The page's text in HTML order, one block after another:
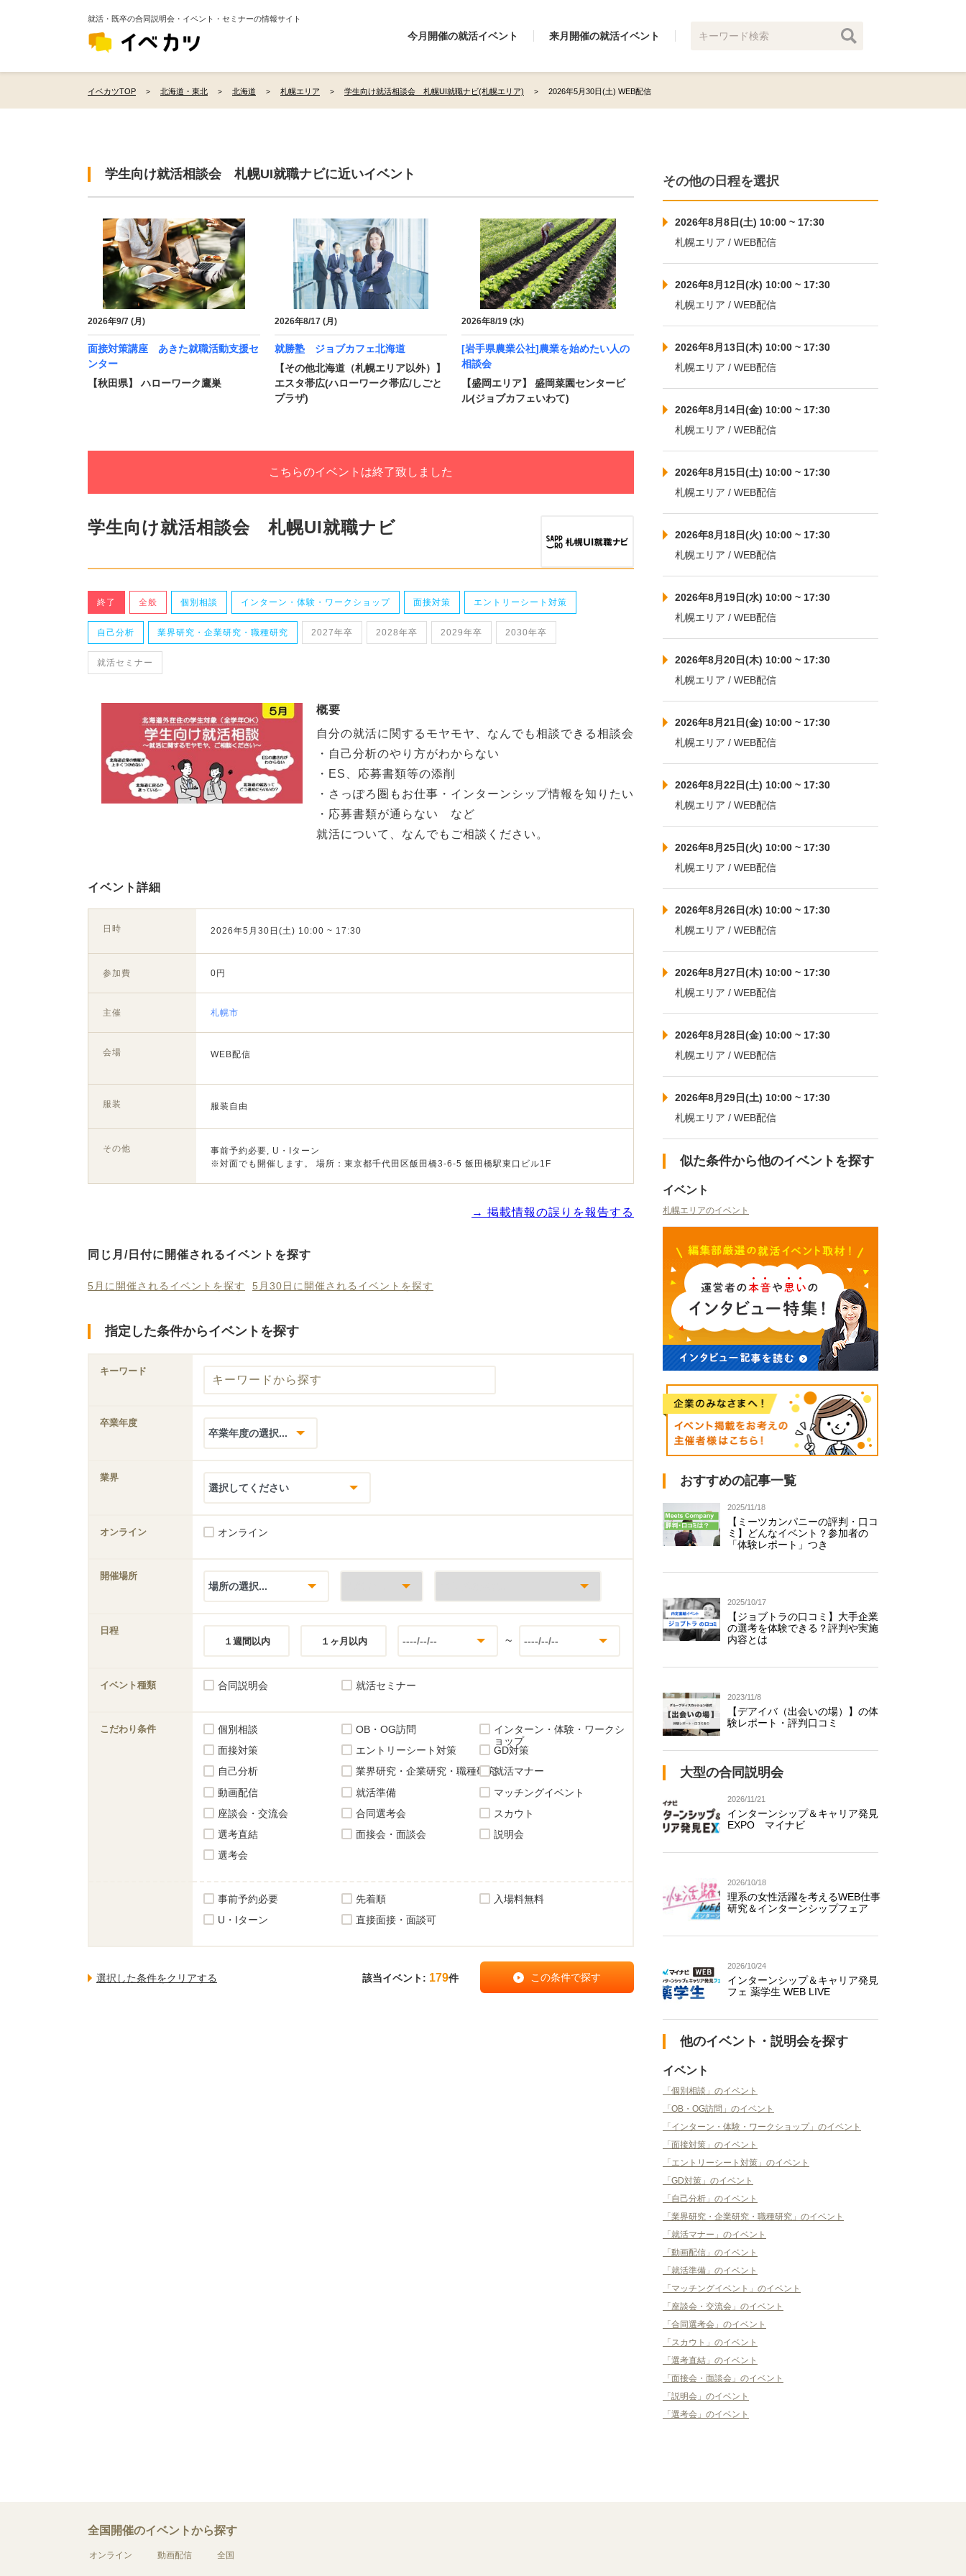
就活・既卒の合同説明会・イベント・セミナーの情報サイト
今月開催の就活イベント 来月開催の就活イベント
イベカツTOP 北海道・東北 北海道 札幌エリア 学生向け就活相談会 札幌UI就職ナビ(札幌エリア) 2026年5月30日(土) WEB配信
学生向け就活相談会 札幌UI就職ナビに近いイベント
2026年9/7 (月)
面接対策講座 あきた就職活動支援セ
ンター
【秋田県】 ハローワーク鷹巣
2026年8/17 (月)
就勝塾 ジョブカフェ北海道
【その他北海道（札幌エリア以外）】
エスタ帯広(ハローワーク帯広/しごと
プラザ)
2026年8/19 (水)
[岩手県農業公社]農業を始めたい人の
相談会
【盛岡エリア】 盛岡菜園センタービ
ル(ジョブカフェいわて)
こちらのイベントは終了致しました
学生向け就活相談会 札幌UI就職ナビ
終了 全般 個別相談 インターン・体験・ワークショップ 面接対策 エントリーシート対策
自己分析 業界研究・企業研究・職種研究 2027年卒 2028年卒 2029年卒 2030年卒
就活セミナー
概要
自分の就活に関するモヤモヤ、なんでも相談できる相談会
・自己分析のやり方がわからない
・ES、応募書類等の添削
・さっぽろ圏もお仕事・インターンシップ情報を知りたい
・応募書類が通らない など
就活について、なんでもご相談ください。
イベント詳細
日時 2026年5月30日(土) 10:00 ~ 17:30
参加費 0円
主催 札幌市
会場 WEB配信
服装 服装自由
その他
事前予約必要, U・Iターン
※対面でも開催します。 場所：東京都千代田区飯田橋3-6-5 飯田橋駅東口ビル1F
→ 掲載情報の誤りを報告する
同じ月/日付に開催されるイベントを探す
5月に開催されるイベントを探す 5月30日に開催されるイベントを探す
指定した条件からイベントを探す
キーワード
卒業年度
業界
オンライン オンライン
開催場所
日程
１週間以内
１ヶ月以内 ~
イベント種類 合同説明会 就活セミナー
こだわり条件 個別相談 OB・OG訪問
インターン・体験・ワークシ
ョップ
面接対策
エントリーシート対策
GD対策
自己分析
業界研究・企業研究・職種研究就活マナー
動画配信
就活準備
マッチングイベント
座談会・交流会
合同選考会
スカウト
選考直結
面接会・面談会
説明会
選考会
事前予約必要 先着順
入場料無料
U・Iターン
直接面接・面談可
該当イベント: 179件
その他の日程を選択
2026年8月8日(土) 10:00 ~ 17:30
札幌エリア / WEB配信
2026年8月12日(水) 10:00 ~ 17:30
札幌エリア / WEB配信
2026年8月13日(木) 10:00 ~ 17:30
札幌エリア / WEB配信
2026年8月14日(金) 10:00 ~ 17:30
札幌エリア / WEB配信
2026年8月15日(土) 10:00 ~ 17:30
札幌エリア / WEB配信
2026年8月18日(火) 10:00 ~ 17:30
札幌エリア / WEB配信
2026年8月19日(水) 10:00 ~ 17:30
札幌エリア / WEB配信
2026年8月20日(木) 10:00 ~ 17:30
札幌エリア / WEB配信
2026年8月21日(金) 10:00 ~ 17:30
札幌エリア / WEB配信
2026年8月22日(土) 10:00 ~ 17:30
札幌エリア / WEB配信
2026年8月25日(火) 10:00 ~ 17:30
札幌エリア / WEB配信
2026年8月26日(水) 10:00 ~ 17:30
札幌エリア / WEB配信
2026年8月27日(木) 10:00 ~ 17:30
札幌エリア / WEB配信
2026年8月28日(金) 10:00 ~ 17:30
札幌エリア / WEB配信
2026年8月29日(土) 10:00 ~ 17:30
札幌エリア / WEB配信
似た条件から他のイベントを探す
イベント
札幌エリアのイベント
おすすめの記事一覧
2025/11/18
【ミーツカンパニーの評判・口コ
ミ】どんなイベント？参加者の
「体験レポート」つき
2025/10/17
【ジョブトラの口コミ】大手企業
の選考を体験できる？評判や実施
内容とは
2023/11/8
【デアイバ（出会いの場）】の体
験レポート・評判口コミ
大型の合同説明会
2026/11/21
インターンシップ＆キャリア発見
EXPO マイナビ
2026/10/18
理系の女性活躍を考えるWEB仕事
研究＆インターンシップフェア
2026/10/24
インターンシップ＆キャリア発見
フェ 薬学生 WEB LIVE
他のイベント・説明会を探す
イベント
「個別相談」のイベント
「OB・OG訪問」のイベント
「インターン・体験・ワークショップ」のイベント
「面接対策」のイベント
「エントリーシート対策」のイベント
「GD対策」のイベント
「自己分析」のイベント
「業界研究・企業研究・職種研究」のイベント
「就活マナー」のイベント
「動画配信」のイベント
「就活準備」のイベント
「マッチングイベント」のイベント
「座談会・交流会」のイベント
「合同選考会」のイベント
「スカウト」のイベント
「選考直結」のイベント
「面接会・面談会」のイベント
「説明会」のイベント
「選考会」のイベント
全国開催のイベントから探す
オンライン 動画配信 全国